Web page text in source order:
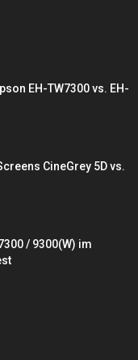
EH-TW7300 vs. EH-
CineGrey 5D vs.
/ 9300(W) im